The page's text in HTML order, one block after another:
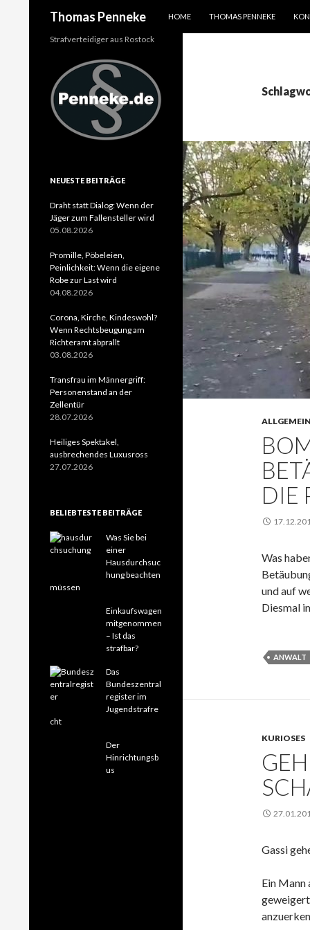
Thomas Penneke
HOME
THOMAS PENNEKE
DIE
Was
und auf
Diesmal
ANWALT
KURIOSES
Gassi
Ein Mann
Strafverteidiger aus Rostock
NEUESTE BEITRÄGE
Draht statt Dialog: Wenn der
Jäger zum Fallensteller wird
05.08.2026
Promille, Pöbeleien,
Peinlichkeit: Wenn die eigene
Robe zur Last wird
04.08.2026
Corona, Kirche, Kindeswohl?
Wenn Rechtsbeugung am
Richteramt abprallt
03.08.2026
Transfrau im Männergriff:
Personenstand an der
Zellentür
28.07.2026
Heiliges Spektakel,
ausbrechendes Luxusross
27.07.2026
BELIEBTESTE BEITRÄGE
Was Sie bei
einer
Hausdurchsuc
hung beachten
müssen
Einkaufswagen
mitgenommen
– Ist das
strafbar?
Das
Bundeszentral
register im
Jugendstrafre
cht
Der
Hinrichtungsb
us